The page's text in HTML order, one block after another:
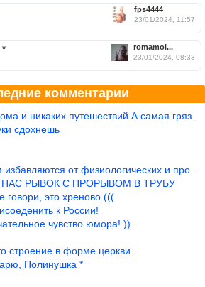
fps4444
23/01/2024, 11:57
romamol...
23/01/2024, 08:33
*
комментарии
никаких путешествий А самая грязная в от
сдохнешь
от физиологических и прочих отходо
РЫВОК С ПРОРЫВОМ В ТРУБУ
говори, это хреново (((
к России!
чувство юмора! ))
строение в форме церкви.
Полинушка *